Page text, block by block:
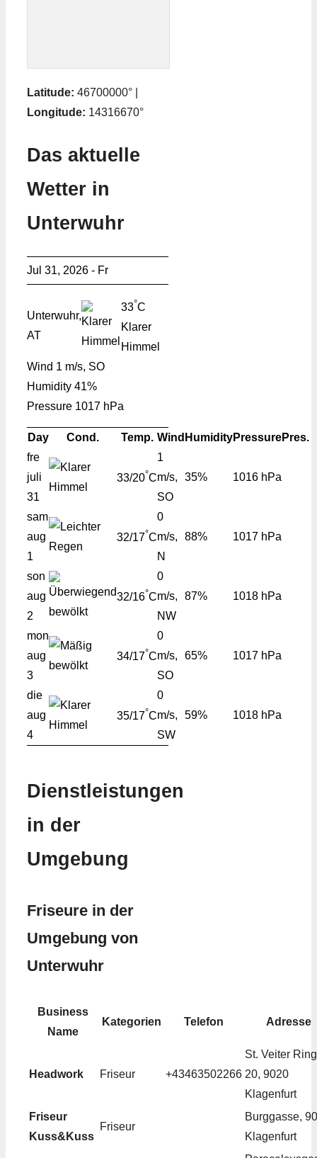
Latitude: 46700000° |
Longitude: 14316670°
Das aktuelle
Wetter in
Unterwuhr
Jul 31, 2026 - Fr
Unterwuhr,
AT
33°C
Klarer
Himmel
Wind 1 m/s, SO
Humidity 41%
Pressure 1017 hPa
Day Cond. Temp. Wind HumidityPressurePres.
fre
juli
31
33/20°C
1
m/s,
SO
35% 1016 hPa
sam
aug
1
32/17°C
0
m/s,
N
88% 1017 hPa
son
aug
2
32/16°C
0
m/s,
NW
87% 1018 hPa
mon
aug
3
34/17°C
0
m/s,
SO
65% 1017 hPa
die
aug
4
35/17°C
0
m/s,
SW
59% 1018 hPa
Dienstleistungen
in der
Umgebung
Friseure in der
Umgebung von
Unterwuhr
Business
Name
Kategorien Telefon Adresse
Headwork Friseur +43463502266
St. Veiter Ring
20, 9020
Klagenfurt
Friseur
Kuss&Kuss
Friseur
Burggasse,
Klagenfurt